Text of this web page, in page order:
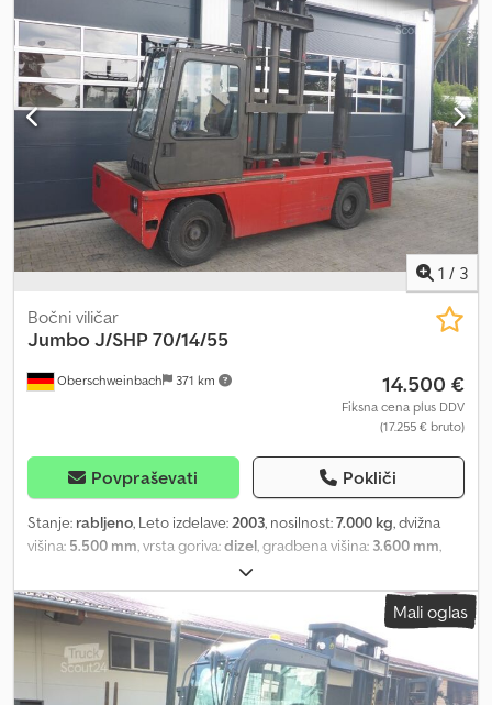
us. We are also happy to purchase your used equipment directly,
even if you do not purchase a vehicle from us. Our owner, Mr.
Peter Sawitzki, will be happy to provide you with detailed advice
on this J/SNHP 50/13/42V. P.S.: Our forklift master workshop
specializes in repair, maintenance, overhaul, and custom builds for
forklifts from 8 tons. We are also happy to offer your vehicle for
consignment sale at our facility. Crsdpfx Ageypw D De Dof
1 / 3
Oberschweinbach 371 km
Bočni viličar
JumboJ/SHP 70/14/55
14.500 €
Fiksna cena plus DDV
(17.255 € bruto)
Povpraševati Pokliči
Stanje: rabljeno, Leto izdelave: 2003, nosilnost:7.000 kg, dvižna
višina: 5.500 mm , vrsta goriva:dizel , gradbena višina: 3.600 mm
, barva:
Mali oglas